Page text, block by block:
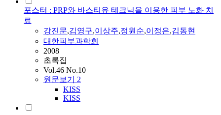
포스터 : PRP와 바스티유 테크닉을 이용한 피부 노화 치
료
강진문,김영구,이상주,정원순,이정은,김동현
대한피부과학회
2008
초록집
Vol.46 No.10
원문보기 2
KISS
KISS